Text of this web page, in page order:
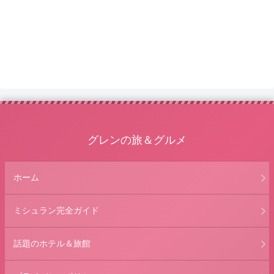
グレンの旅＆グルメ
ホーム
ミシュラン完全ガイド
話題のホテル＆旅館